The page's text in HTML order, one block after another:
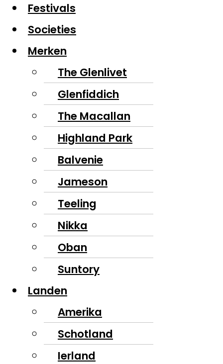
Festivals
Societies
Merken
The Glenlivet
Glenfiddich
The Macallan
Highland Park
Balvenie
Jameson
Teeling
Nikka
Oban
Suntory
Landen
Amerika
Schotland
Ierland